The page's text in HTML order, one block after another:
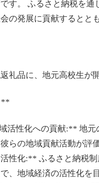
す。 ふるさと納税を
の発展に貢献するとと
礼品に、地元高校生が
**
活性化への貢献:** 地元
らの地域貢献活動が評
性化:** ふるさと納税
、地域経済の活性化を